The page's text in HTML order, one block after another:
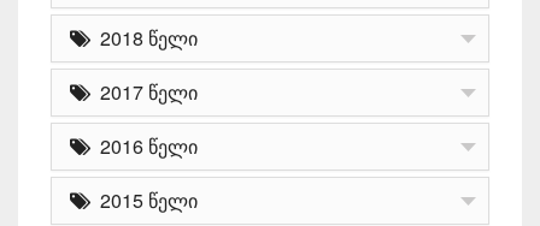
2018 წელი
2017 წელი
2016 წელი
2015 წელი